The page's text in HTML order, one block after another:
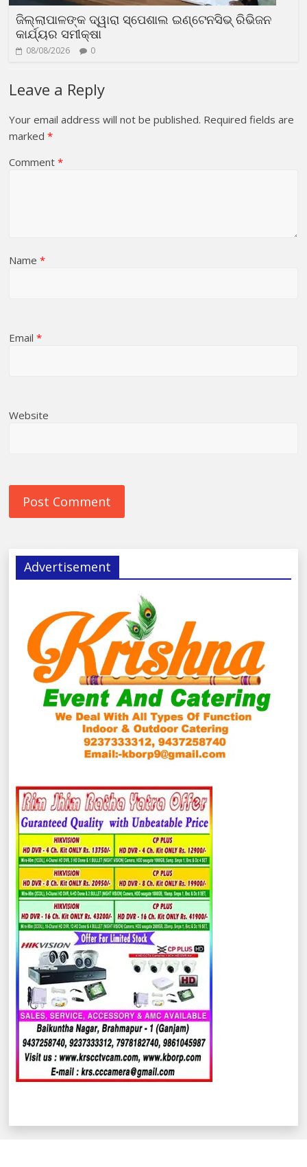
ଜିଲ୍ଲାପାଳଙ୍କ ଦ୍ୱାରା ସ୍ପେଶାଲ ଇଣ୍ଟେନସିଭ୍ ରିଭିଜନ
କାର୍ଯ୍ୟର ସମୀକ୍ଷା
08/08/2026 0
Leave a Reply
Your email address will not be published. Required fields are
marked*
Comment*
Name*
Email*
Website
Advertisement